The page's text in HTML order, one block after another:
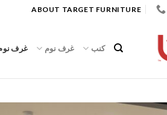
ABOUT TARGET FURNITURE
كنب غرف نوم غرف نوم